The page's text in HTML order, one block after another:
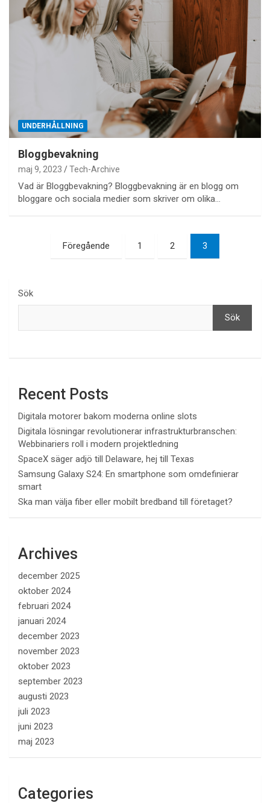
UNDERHÅLLNING
Bloggbevakning
maj 9, 2023 Tech-Archive
Vad är Bloggbevakning? Bloggbevakning är en blogg om
bloggare och sociala medier som skriver om olika…
Sidnumrering
Föregående 1 2 3
Sök
Sök
Recent Posts
Digitala motorer bakom moderna online slots
Digitala lösningar revolutionerar infrastrukturbranschen:
Webbinariers roll i modern projektledning
SpaceX säger adjö till Delaware, hej till Texas
Samsung Galaxy S24: En smartphone som omdefinierar
smart
Ska man välja fiber eller mobilt bredband till företaget?
Archives
december 2025
oktober 2024
februari 2024
januari 2024
december 2023
november 2023
oktober 2023
september 2023
augusti 2023
juli 2023
juni 2023
maj 2023
Categories